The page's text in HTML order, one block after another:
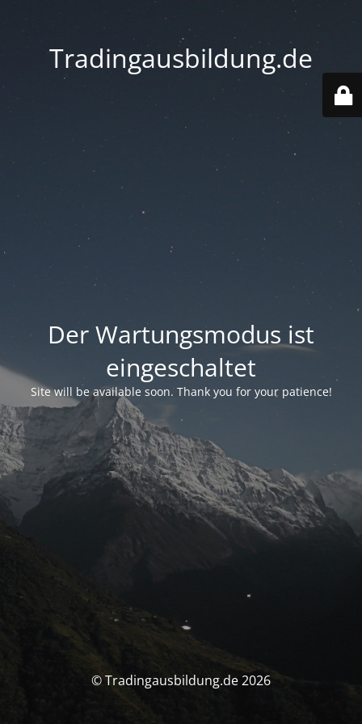
Tradingausbildung.de
Der Wartungsmodus ist
eingeschaltet
Site will be available soon. Thank you for your patience!
© Tradingausbildung.de 2026